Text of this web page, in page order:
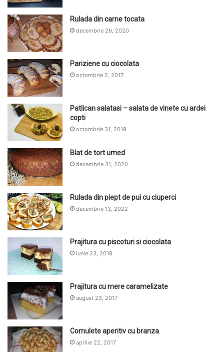
Rulada din carne tocata
decembrie 26, 2020
Pariziene cu ciocolata
octombrie 2, 2017
Patlican salatasi – salata de vinete cu ardei
copti
octombrie 31, 2019
Blat de tort umed
decembrie 31, 2020
Rulada din piept de pui cu ciuperci
decembrie 13, 2022
Prajitura cu piscoturi si ciocolata
iunie 23, 2018
Prajitura cu mere caramelizate
august 23, 2017
Cornulete aperitiv cu branza
aprilie 22, 2017